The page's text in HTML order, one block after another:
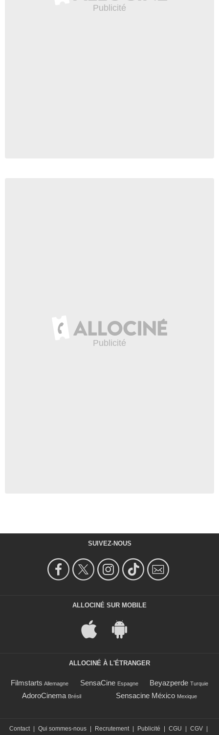
SUIVEZ-NOUS
ALLOCINÉ SUR MOBILE
ALLOCINÉ À L'ÉTRANGER
Filmstarts Allemagne SensaCine Espagne Beyazperde Turquie
AdoroCinema Brésil Sensacine México Mexique
Contact Qui sommes-nous Recrutement Publicité CGU CGV